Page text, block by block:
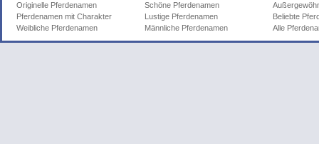
Originelle Pferdenamen
Schöne Pferdenamen
Pferdenamen mit Charakter
Lustige Pferdenamen
Beliebte
Weibliche Pferdenamen
Männliche Pferdenamen Alle